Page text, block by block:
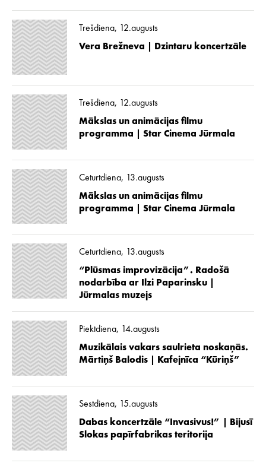
Trešdiena, 12.augusts
Vera Brežneva | Dzintaru koncertzāle
Trešdiena, 12.augusts
Mākslas un animācijas filmu
programma | Star Cinema Jūrmala
Ceturtdiena, 13.augusts
Mākslas un animācijas filmu
programma | Star Cinema Jūrmala
Ceturtdiena, 13.augusts
“Plūsmas improvizācija”. Radošā
nodarbība ar Ilzi Paparinsku |
Jūrmalas muzejs
Piektdiena, 14.augusts
Muzikālais vakars saulrieta noskaņās.
Mārtiņš Balodis | Kafejnīca “Kūriņš”
Sestdiena, 15.augusts
Dabas koncertzāle “Invasivus!” | Bijusī
Slokas papīrfabrikas teritorija